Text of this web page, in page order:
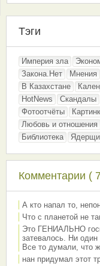
Тэги
Империя зла
Закона.Нет
Мнения
В Казахстане
HotNews
Скандалы
Фотоотчёты
Любовь и отношения
Библиотека
Комментарии (
А кто напал то,
Что с планетой не
Это ГЕНИАЛЬНО
затевалось. Ни
Все то думали, что
нан придумал этот